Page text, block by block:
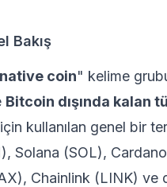
Bakış
coin" kelime
Bitcoin dışında kalan
için kullanılan genel bir
Solana (SOL),
Chainlink (LINK) ve